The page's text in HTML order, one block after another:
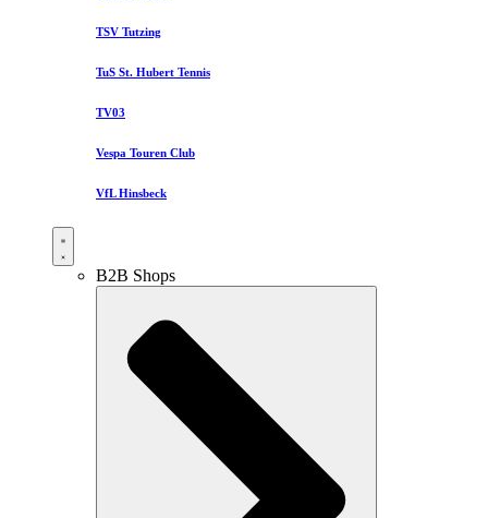
TSV Tutzing
TuS St. Hubert Tennis
TV03
Vespa Touren Club
VfL Hinsbeck
B2B Shops